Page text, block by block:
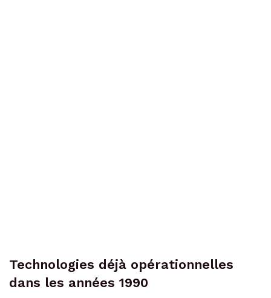
Technologies déjà opérationnelles
dans les années 1990